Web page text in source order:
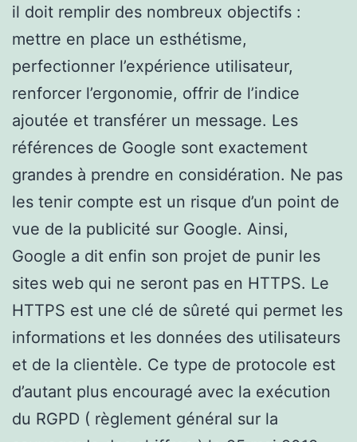
il doit remplir des nombreux objectifs :
mettre en place un esthétisme,
perfectionner l’expérience utilisateur,
renforcer l’ergonomie, offrir de l’indice
ajoutée et transférer un message. Les
références de Google sont exactement
grandes à prendre en considération. Ne pas
les tenir compte est un risque d’un point de
vue de la publicité sur Google. Ainsi,
Google a dit enfin son projet de punir les
sites web qui ne seront pas en HTTPS. Le
HTTPS est une clé de sûreté qui permet les
informations et les données des utilisateurs
et de la clientèle. Ce type de protocole est
d’autant plus encouragé avec la exécution
du RGPD ( règlement général sur la